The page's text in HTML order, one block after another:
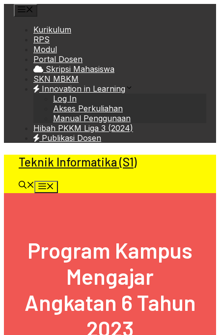
Skip
Kurikulum
RPS
Modul
Portal Dosen
Skripsi Mahasiswa
SKN MBKM
Innovation in Learning
Log In
Akses Perkuliahan
Manual Penggunaan
Hibah PKKM Liga 3 (2024)
Publikasi Dosen
Teknik Informatika (S1)
Program Kampus
Mengajar
Angkatan 6 Tahun
2023